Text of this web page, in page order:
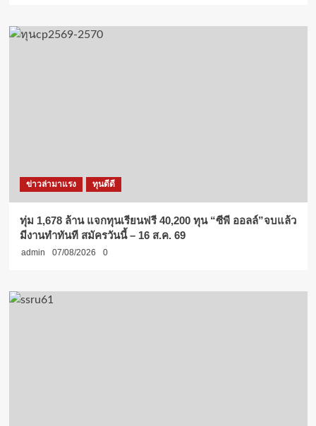
ข่าวล่ามาแรง ทุนดีดี
ทุ่ม 1,678 ล้าน แจกทุนเรียนฟรี 40,200 ทุน “ซีพี ออลล์”จบแล้ว
มีงานทำทันที สมัครวันนี้ – 16 ส.ค. 69
admin 07/08/2026 0